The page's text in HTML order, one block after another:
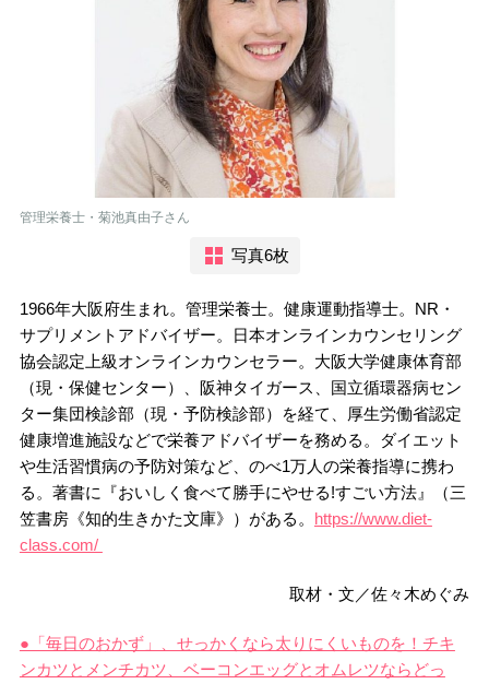
管理栄養士・菊池真由子さん
写真6枚
1966年大阪府生まれ。管理栄養士。健康運動指導士。NR・
サプリメントアドバイザー。日本オンラインカウンセリング
協会認定上級オンラインカウンセラー。大阪大学健康体育部
（現・保健センター）、阪神タイガース、国立循環器病セン
ター集団検診部（現・予防検診部）を経て、厚生労働省認定
健康増進施設などで栄養アドバイザーを務める。ダイエット
や生活習慣病の予防対策など、のべ1万人の栄養指導に携わ
る。著書に『おいしく食べて勝手にやせる!すごい方法』（三
笠書房《知的生きかた文庫》）がある。 https://www.diet-
class.com/
取材・文／佐々木めぐみ
●「毎日のおかず」、せっかくなら太りにくいものを！チキ
ンカツとメンチカツ、ベーコンエッグとオムレツならどっ